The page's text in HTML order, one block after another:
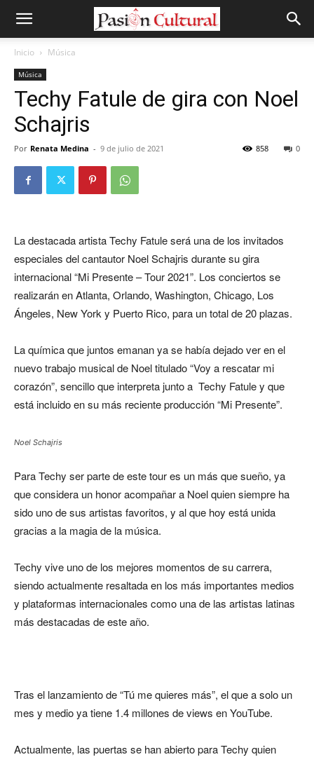
Inicio Música
Música
Techy Fatule de gira con Noel
Schajris
Por Renata Medina - 9 de julio de 2021 0
858
La destacada artista Techy Fatule será una de los invitados
especiales del cantautor Noel Schajris durante su gira
internacional “Mi Presente – Tour 2021”. Los conciertos se
realizarán en Atlanta, Orlando, Washington, Chicago, Los
Ángeles, New York y Puerto Rico, para un total de 20 plazas.
La química que juntos emanan ya se había dejado ver en el
nuevo trabajo musical de Noel titulado “Voy a rescatar mi
corazón”, sencillo que interpreta junto a Techy Fatule y que
está incluido en su más reciente producción “Mi Presente”.
Noel Schajris
Para Techy ser parte de este tour es un más que sueño, ya
que considera un honor acompañar a Noel quien siempre ha
sido uno de sus artistas favoritos, y al que hoy está unida
gracias a la magia de la música.
Techy vive uno de los mejores momentos de su carrera,
siendo actualmente resaltada en los más importantes medios
y plataformas internacionales como una de las artistas latinas
más destacadas de este año.
Tras el lanzamiento de “Tú me quieres más”, el que a solo un
mes y medio ya tiene 1.4 millones de views en YouTube.
Actualmente, las puertas se han abierto para Techy quien